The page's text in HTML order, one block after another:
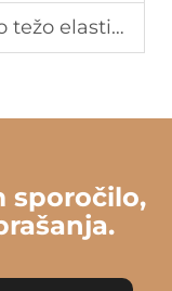
za vaš projekt oblačil?
sporočilo,